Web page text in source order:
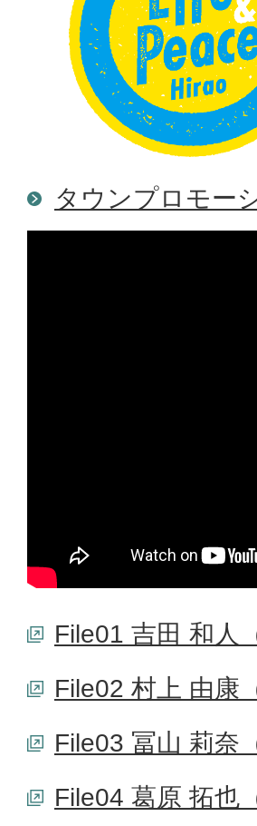
タウンプロモー
File01 吉田 和人
File02 村上 由康
File03 冨山 莉奈
File04 葛原 拓也